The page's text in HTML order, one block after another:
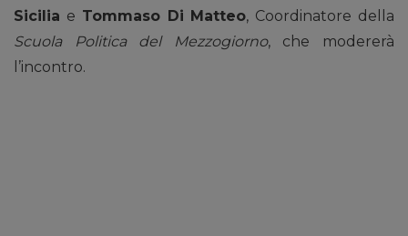
Sicilia e Tommaso Di Matteo, Coordinatore della
Scuola Politica del Mezzogiorno, che modererà
l’incontro.